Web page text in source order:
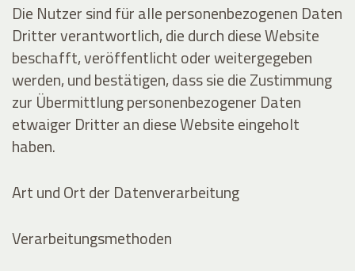
Die Nutzer sind für alle personenbezogenen Daten
Dritter verantwortlich, die durch diese Website
beschafft, veröffentlicht oder weitergegeben
werden, und bestätigen, dass sie die Zustimmung
zur Übermittlung personenbezogener Daten
etwaiger Dritter an diese Website eingeholt
haben.
Art und Ort der Datenverarbeitung
Verarbeitungsmethoden